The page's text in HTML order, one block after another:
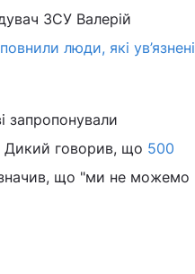
ЗСУ Валерій
люди, які ув’язнені
запропонували
Дикий говорив, що 500
що "ми не можемо